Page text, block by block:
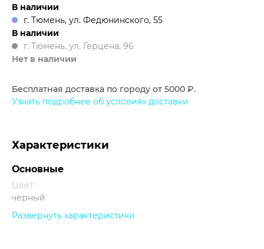
В наличии
г. Тюмень, ул. Федюнинского, 55
В наличии
г. Тюмень, ул. Герцена, 96
Нет в наличии
Бесплатная доставка по городу от 5000 ₽.
Узнать подробнее об условиях доставки
Характеристики
Основные
Цвет :
черный
Прочее
Развернуть характеристики